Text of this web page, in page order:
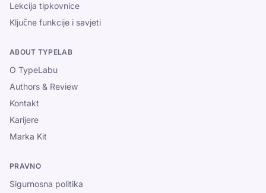
Lekcija tipkovnice
Ključne funkcije i savjeti
ABOUT TYPELAB
O TypeLabu
Authors & Review
Kontakt
Karijere
Marka Kit
PRAVNO
Sigurnosna politika